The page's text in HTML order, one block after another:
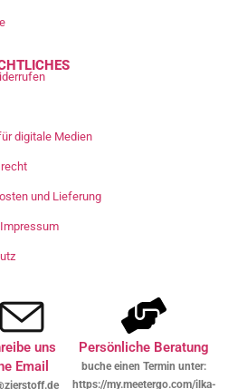
digitale Medien
und Lieferung
uns
Email
Persönliche Beratung
buche einen Termin unter:
https://my.meetergo.com/ilka-